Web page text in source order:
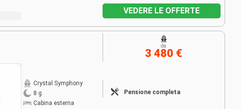
VEDERE LE OFFERTE
Crystal Symphony
8 g
Cabina esterna
Pensione completa
da
3 480 €